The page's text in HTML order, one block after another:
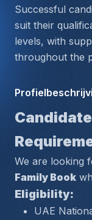
Successful
suit their
levels, with
throughout the
We are looking
Family Book
Eligibility:
UAE